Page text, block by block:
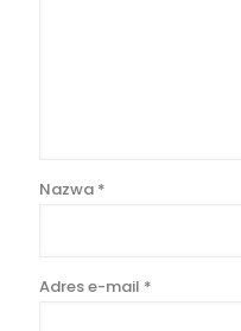
Nazwa *
Adres e-mail *